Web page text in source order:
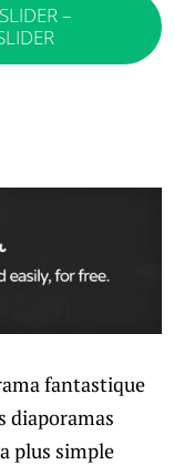
–
fantastique
diaporamas
plus simple